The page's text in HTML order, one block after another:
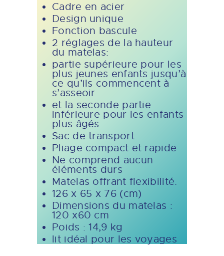
Cadre en acier
Design unique
Fonction bascule
2 réglages de la hauteur
du matelas:
partie supérieure pour les
plus jeunes enfants jusqu’à
ce qu’ils commencent à
s’asseoir
et la seconde partie
inférieure pour les enfants
plus âgés
Sac de transport
Pliage compact et rapide
Ne comprend aucun
éléments durs
Matelas offrant flexibilité.
126 x 65 x 76 (cm)
Dimensions du matelas :
120 x60 cm
Poids : 14,9 kg
lit idéal pour les voyages